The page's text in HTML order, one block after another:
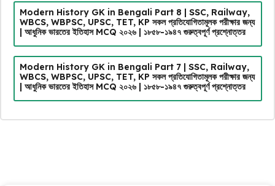
Modern History GK in Bengali Part 8 | SSC, Railway,
WBCS, WBPSC, UPSC, TET, KP সকল প্রতিযোগিতামূলক পরীক্ষার জন্য
| আধুনিক ভারতের ইতিহাস MCQ ২০২৬ | ১৮৫৮-১৯৪৭ গুরুত্বপূর্ণ প্রশ্নোত্তর
Modern History GK in Bengali Part 7 | SSC, Railway,
WBCS, WBPSC, UPSC, TET, KP সকল প্রতিযোগিতামূলক পরীক্ষার জন্য
| আধুনিক ভারতের ইতিহাস MCQ ২০২৬ | ১৮৫৮-১৯৪৭ গুরুত্বপূর্ণ প্রশ্নোত্তর